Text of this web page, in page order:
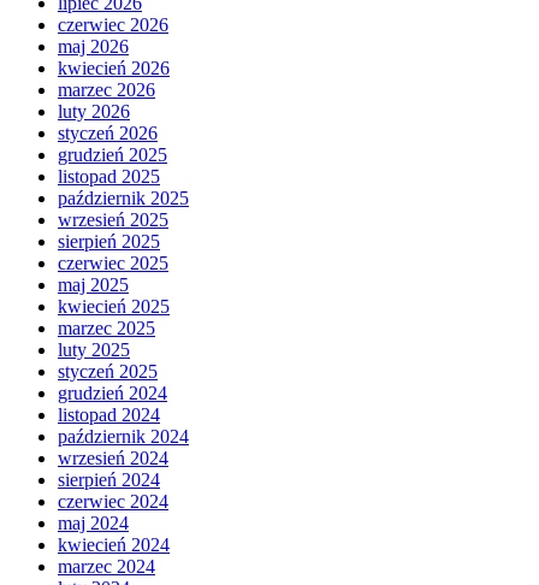
czerwiec 2026
maj 2026
kwiecień 2026
marzec 2026
luty 2026
styczeń 2026
grudzień 2025
listopad 2025
październik 2025
wrzesień 2025
sierpień 2025
czerwiec 2025
maj 2025
kwiecień 2025
marzec 2025
luty 2025
styczeń 2025
grudzień 2024
listopad 2024
październik 2024
wrzesień 2024
sierpień 2024
czerwiec 2024
maj 2024
kwiecień 2024
marzec 2024